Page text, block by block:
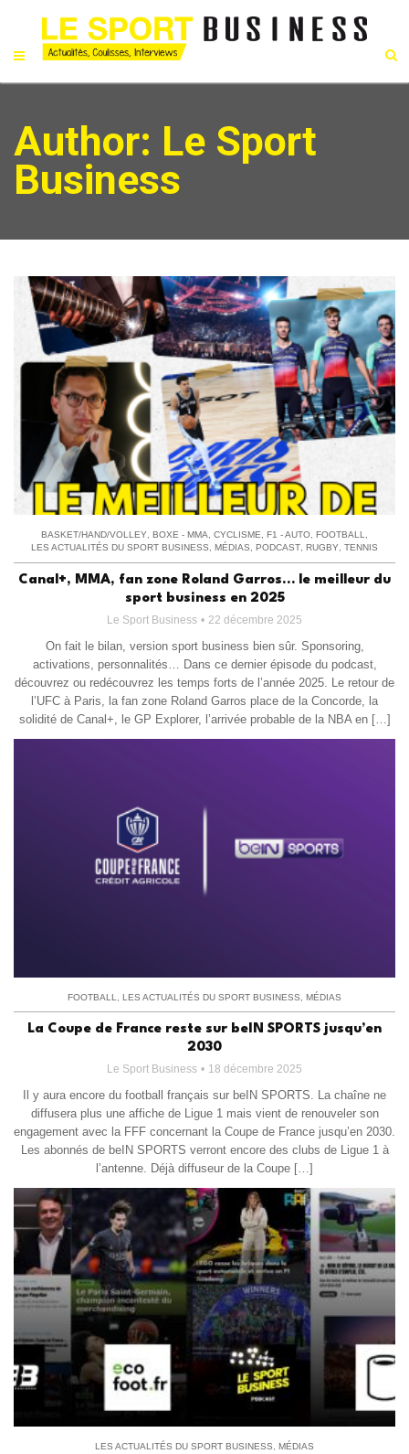
Author: Le Sport
Business
BASKET/HAND/VOLLEY, BOXE - MMA, CYCLISME, F1 - AUTO, FOOTBALL,
LES ACTUALITÉS DU SPORT BUSINESS, MÉDIAS, PODCAST, RUGBY, TENNIS
Canal+, MMA, fan zone Roland Garros… le meilleur du
sport business en 2025
Le Sport Business 22 décembre 2025
On fait le bilan, version sport business bien sûr. Sponsoring,
activations, personnalités… Dans ce dernier épisode du podcast,
découvrez ou redécouvrez les temps forts de l’année 2025. Le retour de
l’UFC à Paris, la fan zone Roland Garros place de la Concorde, la
solidité de Canal+, le GP Explorer, l’arrivée probable de la NBA en […]
FOOTBALL LES ACTUALITÉS DU SPORT BUSINESS MÉDIAS
La Coupe de France reste sur beIN SPORTS jusqu’en
2030
Le Sport Business 18 décembre 2025
Il y aura encore du football français sur beIN SPORTS. La chaîne ne
diffusera plus une affiche de Ligue 1 mais vient de renouveler son
engagement avec la FFF concernant la Coupe de France jusqu’en 2030.
Les abonnés de beIN SPORTS verront encore des clubs de Ligue 1 à
l’antenne. Déjà diffuseur de la Coupe […]
LES ACTUALITÉS DU SPORT BUSINESS, MÉDIAS